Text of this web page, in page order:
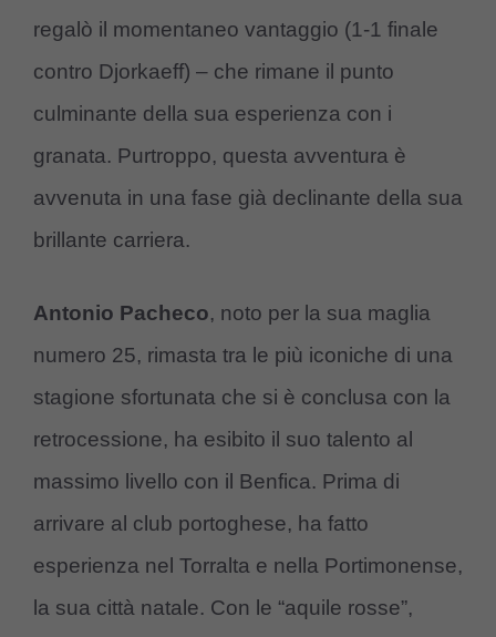
regalò il momentaneo vantaggio (1-1 finale
contro Djorkaeff) – che rimane il punto
culminante della sua esperienza con i
granata. Purtroppo, questa avventura è
avvenuta in una fase già declinante della sua
brillante carriera.
Antonio Pacheco, noto per la sua maglia
numero 25, rimasta tra le più iconiche di una
stagione sfortunata che si è conclusa con la
retrocessione, ha esibito il suo talento al
massimo livello con il Benfica. Prima di
arrivare al club portoghese, ha fatto
esperienza nel Torralta e nella Portimonense,
la sua città natale. Con le “aquile rosse”,